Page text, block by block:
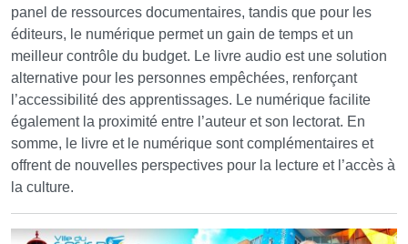
panel de ressources documentaires, tandis que pour les
éditeurs, le numérique permet un gain de temps et un
meilleur contrôle du budget. Le livre audio est une solution
alternative pour les personnes empêchées, renforçant
l’accessibilité des apprentissages. Le numérique facilite
également la proximité entre l’auteur et son lectorat. En
somme, le livre et le numérique sont complémentaires et
offrent de nouvelles perspectives pour la lecture et l’accès à
la culture.